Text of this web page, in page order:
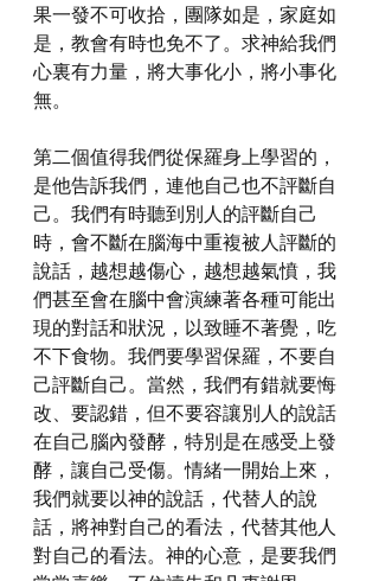
果一發不可收拾，團隊如是，家庭如
是，教會有時也免不了。求神給我們
心裏有力量，將大事化小，將小事化
無。
第二個值得我們從保羅身上學習的，
是他告訴我們，連他自己也不評斷自
己。我們有時聽到別人的評斷自己
時，會不斷在腦海中重複被人評斷的
說話，越想越傷心，越想越氣憤，我
們甚至會在腦中會演練著各種可能出
現的對話和狀況，以致睡不著覺，吃
不下食物。我們要學習保羅，不要自
己評斷自己。當然，我們有錯就要悔
改、要認錯，但不要容讓別人的說話
在自己腦內發酵，特別是在感受上發
酵，讓自己受傷。情緒一開始上來，
我們就要以神的說話，代替人的說
話，將神對自己的看法，代替其他人
對自己的看法。神的心意，是要我們